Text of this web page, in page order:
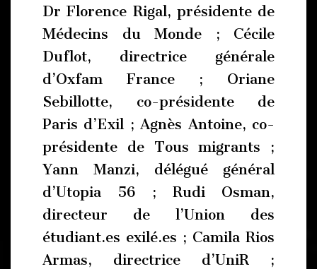
Dr Florence Rigal, présidente de
Médecins du Monde ; Cécile
Duflot, directrice générale
d’Oxfam France ; Oriane
Sebillotte, co-présidente de
Paris d’Exil ; Agnès Antoine, co-
présidente de Tous migrants ;
Yann Manzi, délégué général
d’Utopia 56 ; Rudi Osman,
directeur de l’Union des
étudiant.es exilé.es ; Camila Rios
Armas, directrice d’UniR ;